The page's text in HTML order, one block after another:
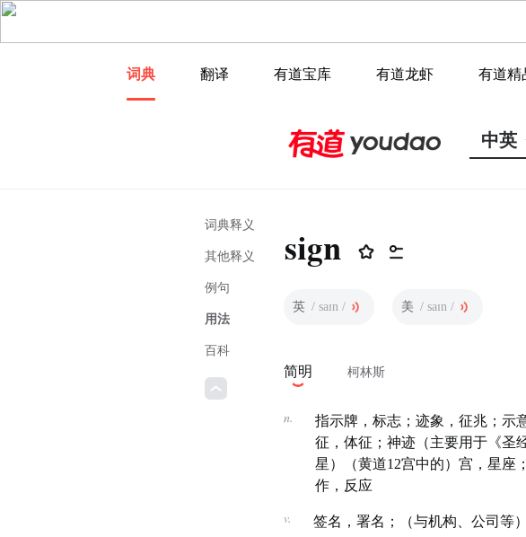
词典 翻译 有道宝库 有道龙虾 有道精
中英
词典释义
其他释义
例句
用法
百科
sign
英 / saɪn / 美 / saɪn /
简明 柯林斯
n.
指示牌，标志；迹象，征兆；示
征，体征；神迹（主要用于《圣
星）（黄道12宫中的）宫，星座
作，反应
v. 签名，署名；（与机构、公司等